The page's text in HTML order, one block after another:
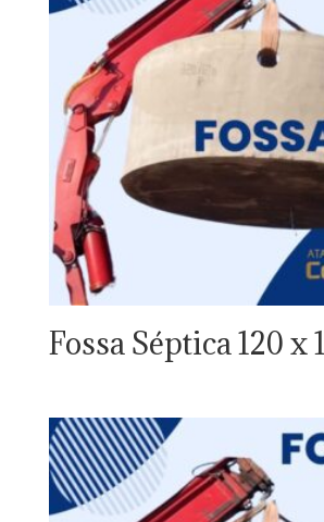
Fossa Séptica 120 x